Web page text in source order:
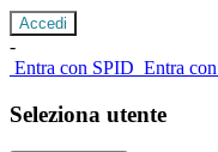
-
Entra con SPID Entra
Seleziona utente